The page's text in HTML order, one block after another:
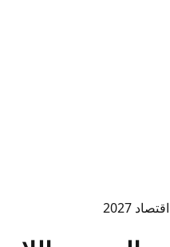
2027